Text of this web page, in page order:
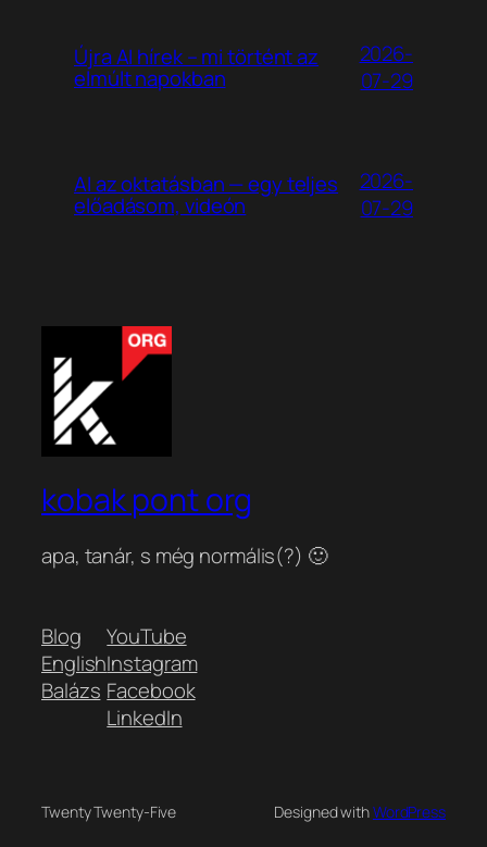
Újra AI hírek – mi történt az
elmúlt napokban
2026-
07-29
AI az oktatásban — egy teljes
előadásom, videón
2026-
07-29
kobak pont org
apa, tanár, s még normális(?) 🙂
Blog
English
Balázs
YouTube
Instagram
Facebook
LinkedIn
Twenty Twenty-Five Designed withWordPress